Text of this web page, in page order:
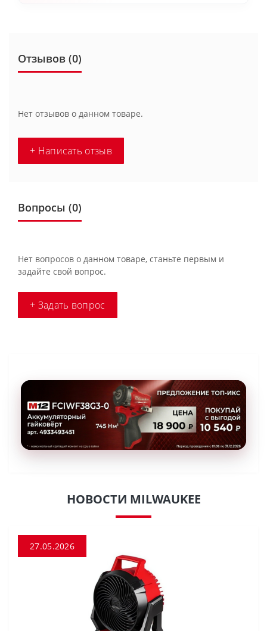
Отзывов (0)
Нет отзывов о данном товаре.
+ Написать отзыв
Вопросы (0)
Нет вопросов о данном товаре, станьте первым и
задайте свой вопрос.
+ Задать вопрос
НОВОСТИ MILWAUKEE
27.05.2026